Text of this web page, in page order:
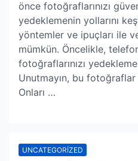
önce fotoğraflarınızı
yedeklemenin yollarını
yöntemler ve ipuçları ile
mümkün. Öncelikle,
fotoğraflarınızı
Unutmayın, bu fotoğraflar
Onları …
UNCATEGORIZED